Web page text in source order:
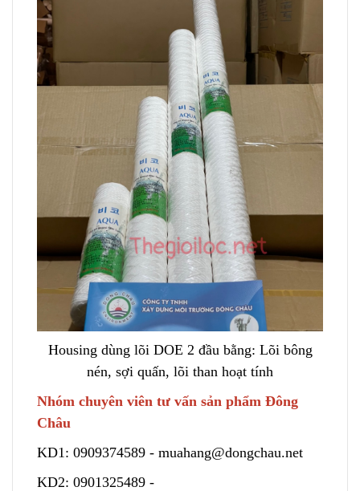
Housing dùng lõi DOE 2 đầu bằng: Lõi bông
nén, sợi quấn, lõi than hoạt tính
Nhóm chuyên viên tư vấn sản phẩm Đông
Châu
KD1: 0909374589 - muahang@dongchau.net
KD2: 0901325489 -